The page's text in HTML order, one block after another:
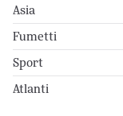
Asia
Fumetti
Sport
Atlanti